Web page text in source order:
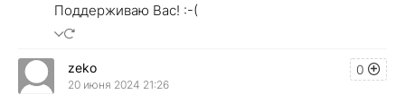
Поддерживаю Вас! :-(
0
zeko
20 июня 2024 21:26